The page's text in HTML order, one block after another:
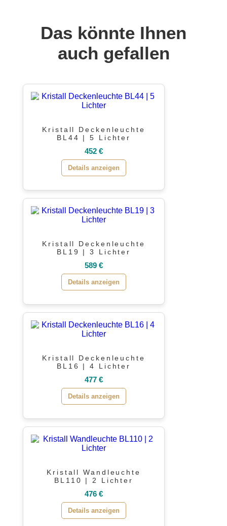
Das könnte Ihnen
auch gefallen
Kristall Deckenleuchte
BL44 | 5 Lichter
452 €
Details anzeigen
Kristall Deckenleuchte
BL19 | 3 Lichter
589 €
Details anzeigen
Kristall Deckenleuchte
BL16 | 4 Lichter
477 €
Details anzeigen
Kristall Wandleuchte
BL110 | 2 Lichter
476 €
Details anzeigen